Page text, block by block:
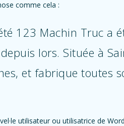
comme cela :
123 Machin Truc a
lors. Située à
et fabrique toutes
utilisateur ou utilisatrice de